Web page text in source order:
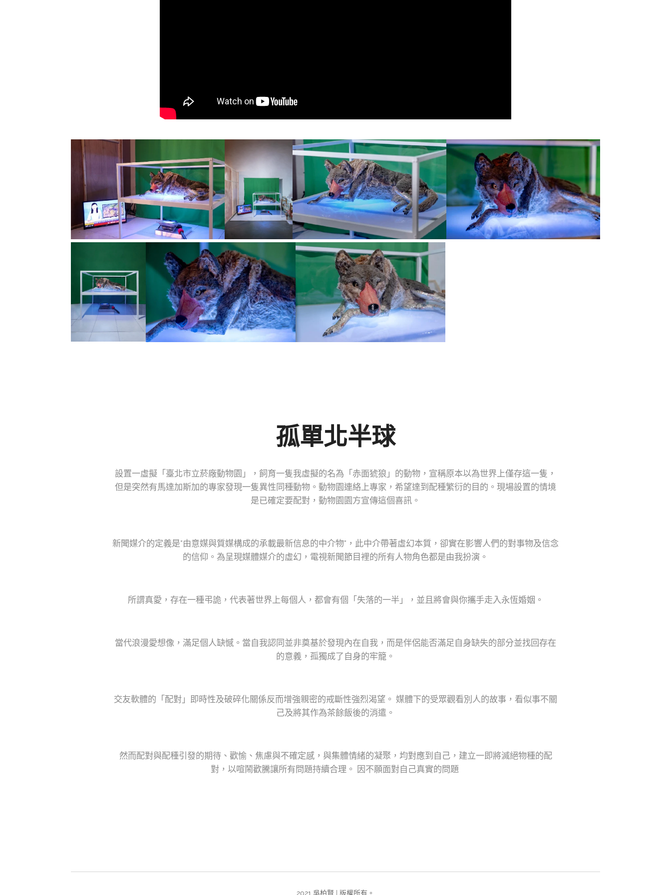
孤單北半球
設置一虛擬「臺北市立菸廠動物園」，飼育一隻我虛擬的名為「赤面猇狼」的動物，宣稱原本以為世界上僅存這一隻，
但是突然有馬達加斯加的專家發現一隻異性同種動物。動物園連絡上專家，希望達到配種繁衍的目的。現場設置的情境
是已確定要配對，動物園園方宣傳這個喜訊。
新聞媒介的定義是"由意媒與質媒構成的承載最新信息的中介物"，此中介帶著虛幻本質，卻實在影響人們的對事物及信念
的信仰。為呈現媒體媒介的虛幻，電視新聞節目裡的所有人物角色都是由我扮演。
所謂真愛，存在一種弔詭，代表著世界上每個人，都會有個「失落的一半」，並且將會與你攜手走入永恆婚姻。
當代浪漫愛想像，滿足個人缺憾。當自我認同並非奠基於發現內在自我，而是伴侶能否滿足自身缺失的部分並找回存在
的意義，孤獨成了自身的牢籠。
交友軟體的「配對」即時性及破碎化關係反而增強親密的戒斷性強烈渴望。 媒體下的受眾觀看別人的故事，看似事不關
己及將其作為茶餘飯後的消遣。
然而配對與配種引發的期待、歡愉、焦慮與不確定感，與集體情緒的凝聚，均對應到自己，建立一即將滅絕物種的配
對，以喧鬧歡騰讓所有問題持續合理。 因不願面對自己真實的問題
2021 吳柏賢 | 版權所有。